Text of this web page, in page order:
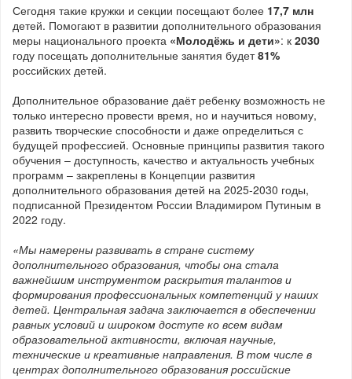
Сегодня такие кружки и секции посещают более 17,7 млн
детей. Помогают в развитии дополнительного образования
меры национального проекта «Молодёжь и дети»: к 2030
году посещать дополнительные занятия будет81%
российских детей.
Дополнительное образование даёт ребенку возможность не
только интересно провести время, но и научиться новому,
развить творческие способности и даже определиться с
будущей профессией. Основные принципы развития такого
обучения – доступность, качество и актуальность учебных
программ – закреплены в Концепции развития
дополнительного образования детей на 2025-2030 годы,
подписанной Президентом России Владимиром Путиным в
2022 году.
«Мы намерены развивать в стране систему
дополнительного образования, чтобы она стала
важнейшим инструментом раскрытия талантов и
формирования профессиональных компетенций у наших
детей. Центральная задача заключается в обеспечении
равных условий и широком доступе ко всем видам
образовательной активности, включая научные,
технические и креативные направления. В том числе в
центрах дополнительного образования российские